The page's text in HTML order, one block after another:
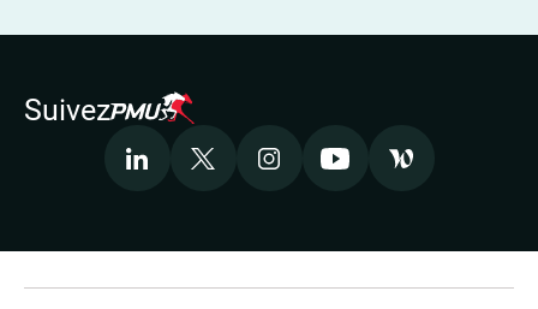
Suivez
Accepter les cookies pour voir la vidéo